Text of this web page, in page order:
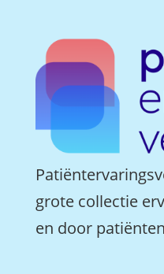
grote collectie
en door